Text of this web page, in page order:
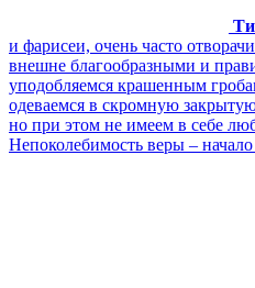
и фарисеи, очень часто
внешне благообразными и
уподобляемся крашенным
одеваемся в скромную
но при этом не имеем в себе
Непоколебимость веры –